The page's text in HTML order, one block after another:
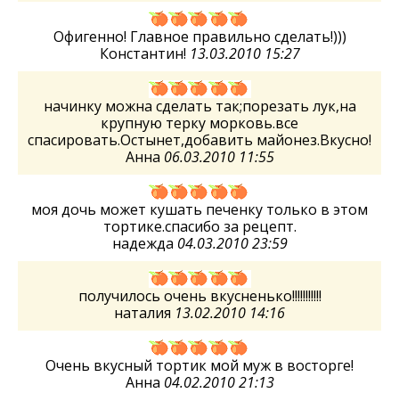
Офигенно! Главное правильно сделать!)))
Константин! 13.03.2010 15:27
начинку можна сделать так;порезать лук,на
крупную терку морковь.все
спасировать.Остынет,добавить майонез.Вкусно!
Анна 06.03.2010 11:55
моя дочь может кушать печенку только в этом
тортике.спасибо за рецепт.
надежда 04.03.2010 23:59
получилось очень вкусненько!!!!!!!!!!!
наталия 13.02.2010 14:16
Очень вкусный тортик мой муж в восторге!
Анна 04.02.2010 21:13